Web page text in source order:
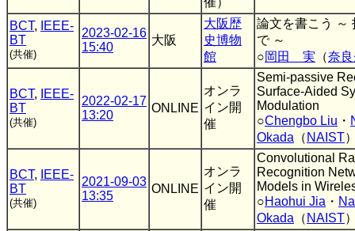
BCT,
IEEE-
BT
(共催)
2023-02-16
15:40
大阪
大阪歴
史博物
館
論文を書こう ～
で ～
○岡田 実 （奈
BCT,
IEEE-
BT
(共催)
2022-02-17
13:20
ONLINE
オンラ
イン開
催
Semi-passive
Surface-Aided
Modulation
○Chengbo Liu ・
Okada （ NAIST
BCT,
IEEE-
BT
(共催)
2021-09-03
13:35
ONLINE
オンラ
イン開
催
Convolutional
Recognition
Models in
○Haohui Jia ・
Okada （ NAIST